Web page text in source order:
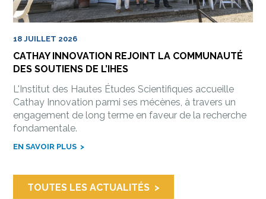
18 JUILLET 2026
CATHAY INNOVATION REJOINT LA COMMUNAUTÉ
DES SOUTIENS DE L’IHES
L'Institut des Hautes Études Scientifiques accueille
Cathay Innovation parmi ses mécènes, à travers un
engagement de long terme en faveur de la recherche
fondamentale.
EN SAVOIR PLUS
TOUTES LES ACTUALITÉS